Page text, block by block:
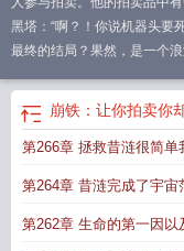
黑塔：“啊？！你说机器头要
最终的结局？果然，是一个
体的陷阱吗？啊，这二向箔
啊，无限宝石你也有得在拍
“我拍的鼠符咒好耍得很哪
拍卖你却剧透万界未来作者
之源崩铁 bw崩铁高燃名
崩铁：让你拍卖你
第266章 拯救昔涟很简单
翁法罗斯因果
第264章 昔涟完成了宇宙
创世
第262章 生命的第一因以